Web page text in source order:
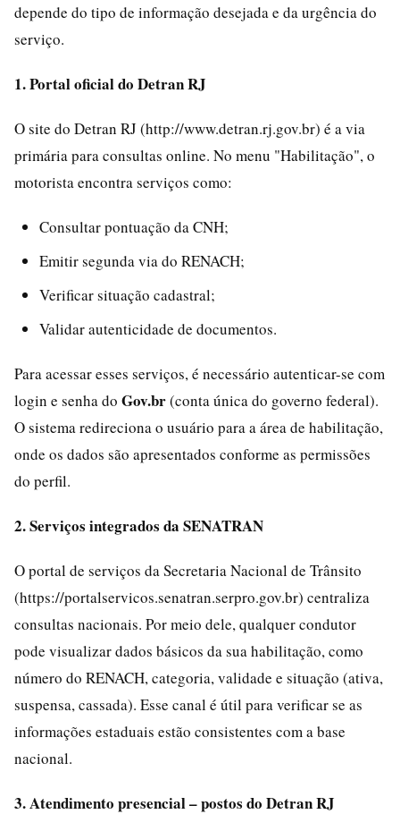
depende do tipo de informação desejada e da urgência do
serviço.
1. Portal oficial do Detran RJ
O site do Detran RJ (http://www.detran.rj.gov.br) é a via
primária para consultas online. No menu "Habilitação", o
motorista encontra serviços como:
Consultar pontuação da CNH;
Emitir segunda via do RENACH;
Verificar situação cadastral;
Validar autenticidade de documentos.
Para acessar esses serviços, é necessário autenticar-se com
login e senha do Gov.br(conta única do governo federal).
O sistema redireciona o usuário para a área de habilitação,
onde os dados são apresentados conforme as permissões
do perfil.
2. Serviços integrados da SENATRAN
O portal de serviços da Secretaria Nacional de Trânsito
(https://portalservicos.senatran.serpro.gov.br) centraliza
consultas nacionais. Por meio dele, qualquer condutor
pode visualizar dados básicos da sua habilitação, como
número do RENACH, categoria, validade e situação (ativa,
suspensa, cassada). Esse canal é útil para verificar se as
informações estaduais estão consistentes com a base
nacional.
3. Atendimento presencial – postos do Detran RJ